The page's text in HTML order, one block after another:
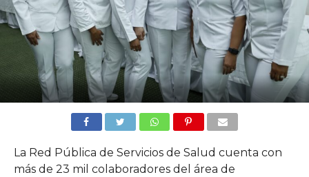
La Red Pública de Servicios de Salud cuenta con
más de 23 mil colaboradores del área de